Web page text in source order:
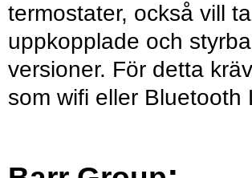
termostater, också vill
uppkopplade och
versioner. För detta
som wifi eller Bluetooth